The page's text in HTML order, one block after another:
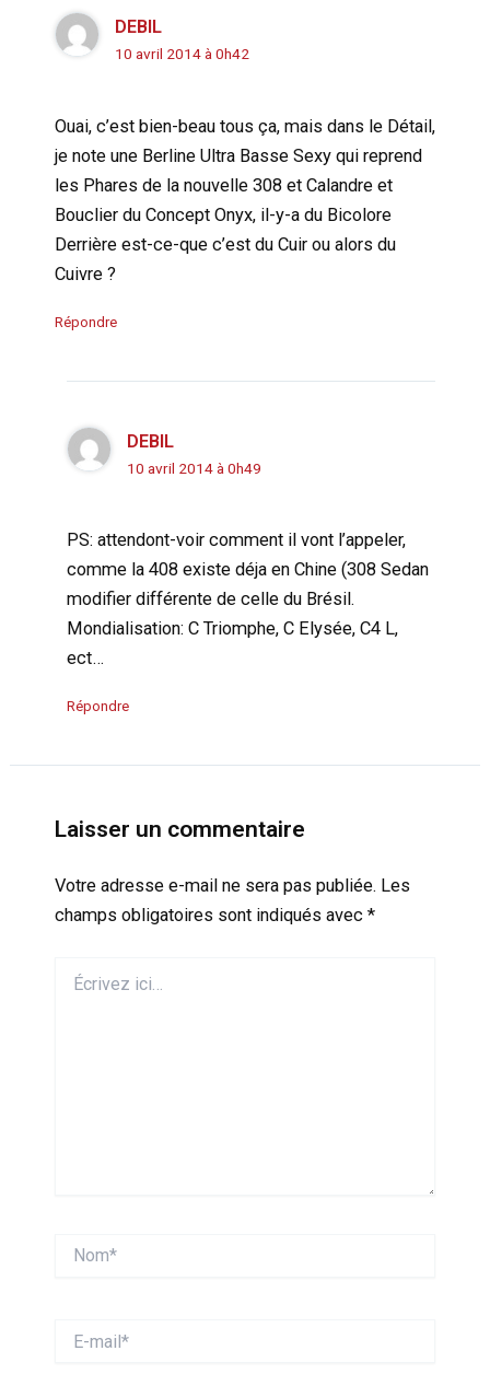
DEBIL
10 avril 2014 à 0h42
Ouai, c’est bien-beau tous ça, mais dans le Détail,
je note une Berline Ultra Basse Sexy qui reprend
les Phares de la nouvelle 308 et Calandre et
Bouclier du Concept Onyx, il-y-a du Bicolore
Derrière est-ce-que c’est du Cuir ou alors du
Cuivre ?
Répondre
DEBIL
10 avril 2014 à 0h49
PS: attendont-voir comment il vont l’appeler,
comme la 408 existe déja en Chine (308 Sedan
modifier différente de celle du Brésil.
Mondialisation: C Triomphe, C Elysée, C4 L,
ect…
Répondre
Laisser un commentaire
Votre adresse e-mail ne sera pas publiée. Les
champs obligatoires sont indiqués avec *
ici…
mail*